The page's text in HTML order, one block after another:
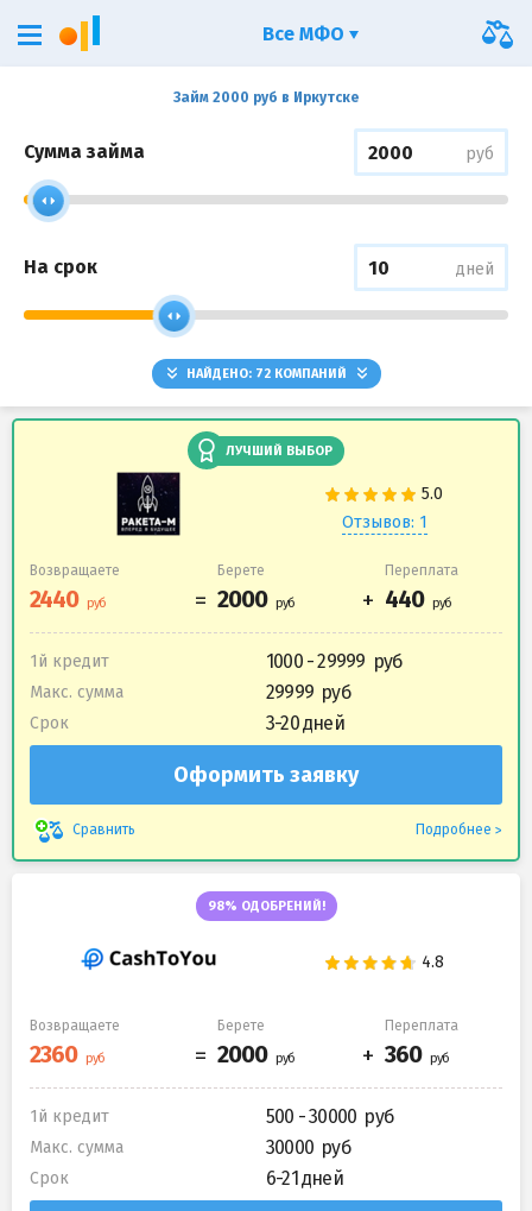
Займ 2000 руб в Иркутске
Сумма займа руб
На срок дней
НАЙДЕНО: 72КОМПАНИЙ
ЛУЧШИЙ ВЫБОР
Отзывов: 1
Возвращаете Берете Переплата
1й кредит 1000 - 29999
Макс. сумма 29999
Срок 3-20 дней
Оформить заявку
Сравнить Подробнее
98% ОДОБРЕНИЙ!
Возвращаете Берете Переплата
1й кредит 500 - 30000
Макс. сумма 30000
Срок 6-21 дней
Все МФО